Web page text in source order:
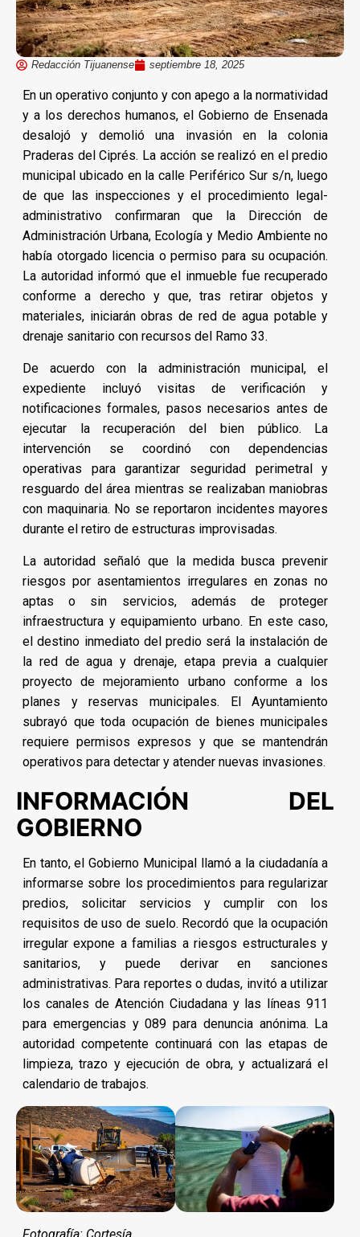
Redacción Tijuanense septiembre 18, 2025
En un operativo conjunto y con apego a la normatividad
y a los derechos humanos, el Gobierno de Ensenada
desalojó y demolió una invasión en la colonia
Praderas del Ciprés. La acción se realizó en el predio
municipal ubicado en la calle Periférico Sur s/n, luego
de que las inspecciones y el procedimiento legal-
administrativo confirmaran que la Dirección de
Administración Urbana, Ecología y Medio Ambiente no
había otorgado licencia o permiso para su ocupación.
La autoridad informó que el inmueble fue recuperado
conforme a derecho y que, tras retirar objetos y
materiales, iniciarán obras de red de agua potable y
drenaje sanitario con recursos del Ramo 33.
De acuerdo con la administración municipal, el
expediente incluyó visitas de verificación y
notificaciones formales, pasos necesarios antes de
ejecutar la recuperación del bien público. La
intervención se coordinó con dependencias
operativas para garantizar seguridad perimetral y
resguardo del área mientras se realizaban maniobras
con maquinaria. No se reportaron incidentes mayores
durante el retiro de estructuras improvisadas.
La autoridad señaló que la medida busca prevenir
riesgos por asentamientos irregulares en zonas no
aptas o sin servicios, además de proteger
infraestructura y equipamiento urbano. En este caso,
el destino inmediato del predio será la instalación de
la red de agua y drenaje, etapa previa a cualquier
proyecto de mejoramiento urbano conforme a los
planes y reservas municipales. El Ayuntamiento
subrayó que toda ocupación de bienes municipales
requiere permisos expresos y que se mantendrán
operativos para detectar y atender nuevas invasiones.
INFORMACIÓN DEL
GOBIERNO
En tanto, el Gobierno Municipal llamó a la ciudadanía a
informarse sobre los procedimientos para regularizar
predios, solicitar servicios y cumplir con los
requisitos de uso de suelo. Recordó que la ocupación
irregular expone a familias a riesgos estructurales y
sanitarios, y puede derivar en sanciones
administrativas. Para reportes o dudas, invitó a utilizar
los canales de Atención Ciudadana y las líneas 911
para emergencias y 089 para denuncia anónima. La
autoridad competente continuará con las etapas de
limpieza, trazo y ejecución de obra, y actualizará el
calendario de trabajos.